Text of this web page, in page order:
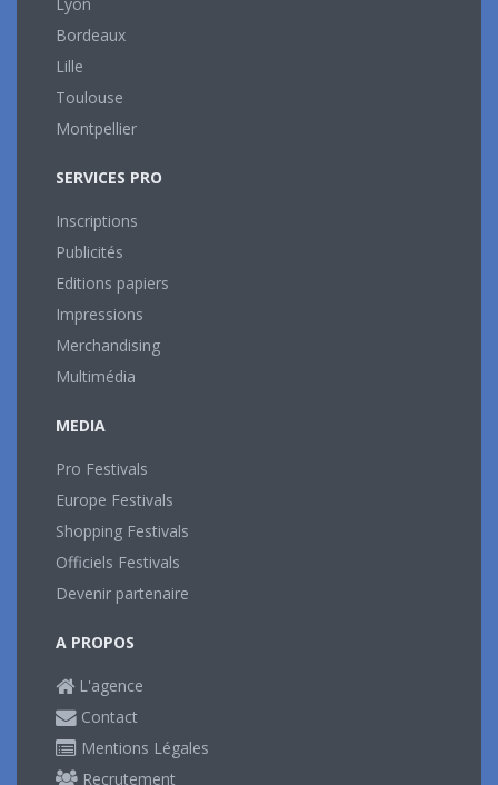
Bordeaux
Lille
Toulouse
Montpellier
SERVICES PRO
Inscriptions
Publicités
Editions papiers
Impressions
Merchandising
Multimédia
MEDIA
Pro Festivals
Europe Festivals
Shopping Festivals
Officiels Festivals
Devenir partenaire
A PROPOS
L'agence
Contact
Mentions Légales
Recrutement